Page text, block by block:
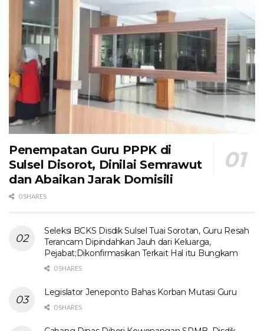
Penempatan Guru PPPK di
Sulsel Disorot, Dinilai Semrawut
dan Abaikan Jarak Domisili
0 SHARES
Seleksi BCKS Disdik Sulsel Tuai Sorotan, Guru Resah
Terancam Dipindahkan Jauh dari Keluarga,
Pejabat;Dikonfirmasikan Terkait Hal itu Bungkam
0 SHARES
Legislator Jeneponto Bahas Korban Mutasi Guru
0 SHARES